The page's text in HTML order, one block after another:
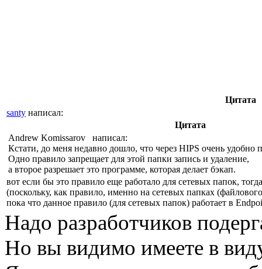
Цитата
santy написал:
Цитата
Andrew Komissarov написал:
Кстати, до меня недавно дошло, что через HIPS очень удобно
Одно правило запрещает для этой папки запись и удаление,
а второе разрешает это программе, которая делает бэкап.
вот если бы это правило еще работало для сетевых папок,
(поскольку, как правило, именно на сетевых папках
пока что данное правило (для сетевых папок) работает в
Надо разработчиков
Но вы видимо имеете в